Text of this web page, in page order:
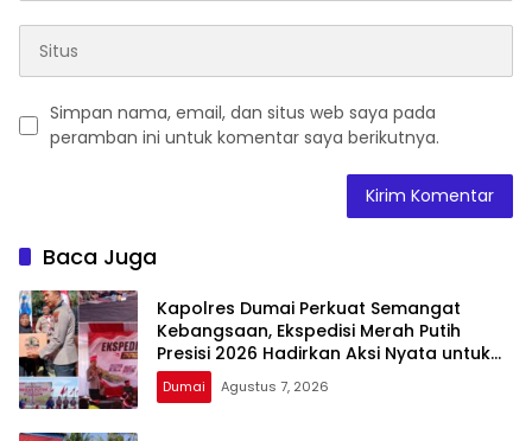
Simpan nama, email, dan situs web saya pada
peramban ini untuk komentar saya berikutnya.
Baca Juga
Kapolres Dumai Perkuat Semangat
Kebangsaan, Ekspedisi Merah Putih
Presisi 2026 Hadirkan Aksi Nyata untuk
Rakyat
Dumai Agustus 7, 2026